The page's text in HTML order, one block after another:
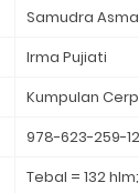
Samudra
Irma Pujiati ⁣
Kumpulan
978-623-259-
Tebal = 132